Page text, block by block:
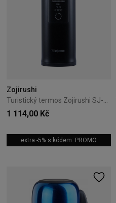
Zojirushi
1 114,00 Kč
extra -5% s kódem: PROMO